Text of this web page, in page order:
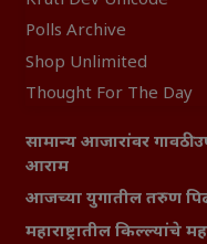
Polls Archive
Shop Unlimited
Thought For The Day
सामान्य आजारांवर गावठी
आराम
आजच्या युगातील तरुण
महाराष्ट्रातील किल्ल्यांचे